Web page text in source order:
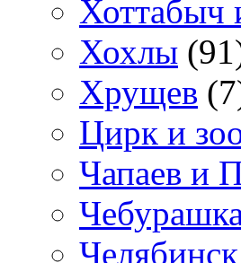
Хоттабыч
Хохлы
Хрущев
Цирк и
Чапаев и
Челябинск